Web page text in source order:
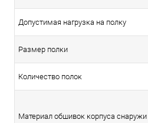
Допустимая нагрузка на полку
Размер полки
Количество полок
Материал обшивок корпуса снаружи